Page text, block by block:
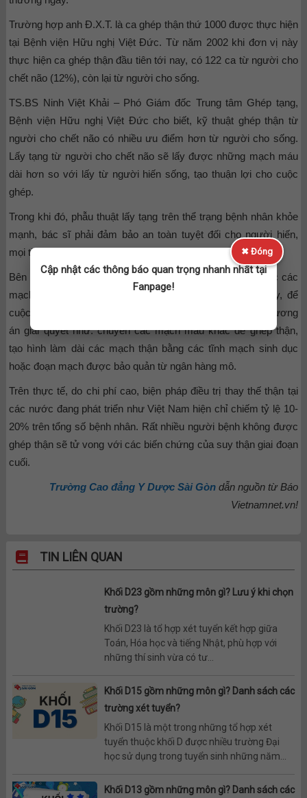
Trường hợp anh Đ.X.T. là ca ghép thận thứ 1000 được thực hiện
tại Bệnh viện Hữu nghị Việt Đức. Từ năm 2002 khi đơn vị này
thực hiện ca ghép thận đầu tiên tới nay, có 122 ca từ người cho
chết não (12%), còn lại từ người cho sống.
TS.BS Ninh Việt Khải – Phó Giám đốc Trung tâm Ghép tạng,
Bệnh viện Hữu nghị Việt Đức cho biết, kỹ thuật ghép thận từ
người cho chết não có nhiều ưu điểm hơn từ người cho sống.
Lấy tạng từ người cho chết não sẽ lấy được những mạch máu
dài hơn so với lấy từ người hiến sống, tạo thuận lợi cho cuộc
ghép.
Trong khi đó, phẫu thuật lấy tạng trên thể trạng bệnh nhân khỏe
mạnh, bác sĩ phải đảm bảo an toàn tuyệt đối cho người hiến,
mọi thao tác lấy tạng đều phải chính xác, tránh tai biến.
Bên cạnh đó, đối với người hiến sống, bác sĩ chỉ lấy được các
mạch máu ngắn hơn so với người hiến chết não. Do vậy, để
cuộc ghép thuận lợi, phẫu thuật viên phải đưa ra nhiều phương
án giải quyết như: chuyển các mạch máu khác để ghép thận,
tạo hình làm dài các mạch thận bằng các tĩnh mạch sinh dục
hoặc đoạn mạch được bảo quản từ ngân hàng mô.
Trên thực tế, do chi phí cao, biện pháp điều trị thay thế thận tại
các nước đang phát triển như Việt Nam hiện chỉ chiếm tỷ lệ 10-
20% trên tổng số bệnh nhân. Rất nhiều người bệnh không được
ghép thận sẽ tử vong với các biến chứng của suy thận giai đoạn
cuối.
Trường Cao đẳng Y Dược Sài Gòndẫn nguồn từ Báo
Vietnamnet.vn!
TIN LIÊN QUAN
Khối D23 gồm những môn gì? Lưu ý khi chọn
trường?
Khối D23 là tổ hợp xét tuyển kết hợp giữa
Toán, Hóa học và tiếng Nhật, phù hợp với
những thí sinh vừa có tư...
Khối D15 gồm những môn gì? Danh sách các
trường xét tuyển?
Khối D15 là một trong những tổ hợp xét
tuyển thuộc khối D được nhiều trường Đại
học sử dụng trong tuyển sinh những năm...
Khối D13 gồm những môn gì? Danh sách các
✖ Đóng
Cập nhật các thông báo quan trọng nhanh nhất tại
Fanpage!